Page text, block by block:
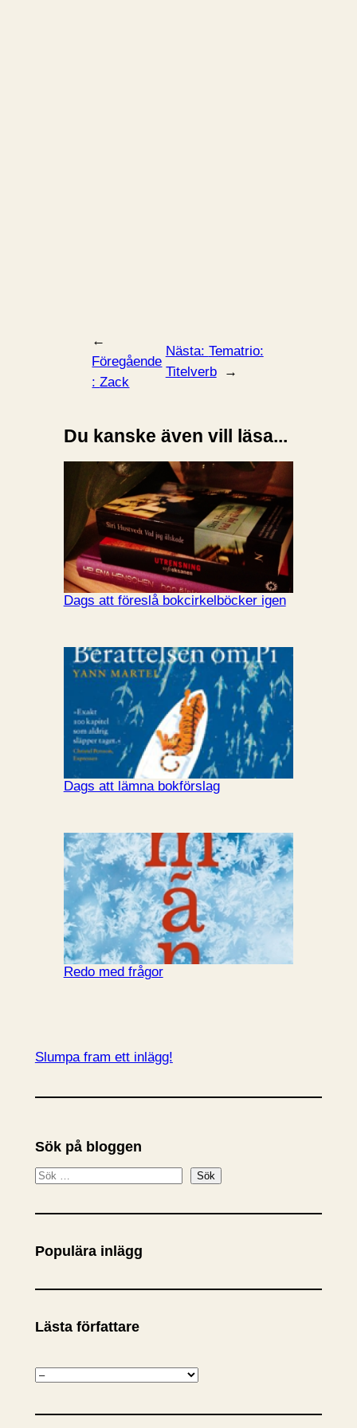
←
Föregående
:Zack
Nästa: Tematrio:
Titelverb
→
Du kanske även vill läsa...
Dags att föreslå bokcirkelböcker igen
Dags att lämna bokförslag
Redo med frågor
Slumpa fram ett inlägg!
Sök på bloggen
S
k
Sök
Populära inlägg
Lästa författare
K
t